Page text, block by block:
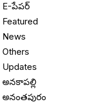
E-పేపర్
Featured
News
Others
Updates
అనకాపల్లి
అనంతపురం